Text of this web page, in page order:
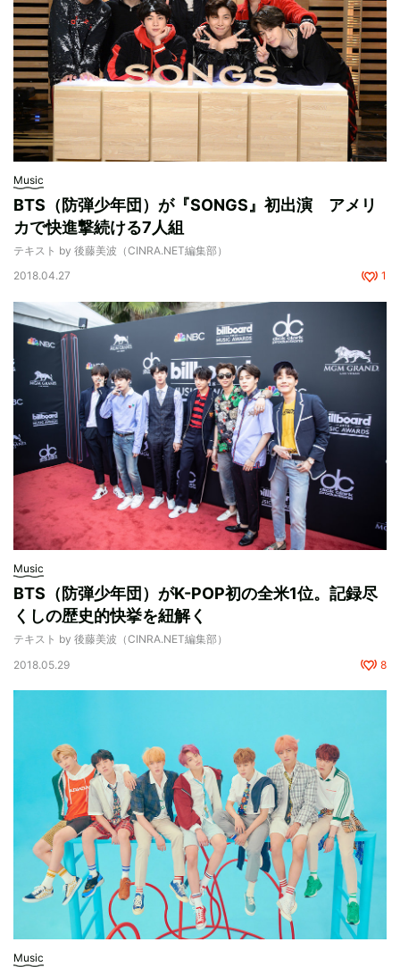
Music
BTS（防弾少年団）が『SONGS』初出演 アメリ
カで快進撃続ける7人組
テキスト by 後藤美波（CINRA.NET編集部）
2018.04.27
1
Music
BTS（防弾少年団）がK-POP初の全米1位。記録尽
くしの歴史的快挙を紐解く
テキスト by 後藤美波（CINRA.NET編集部）
2018.05.29
8
Music